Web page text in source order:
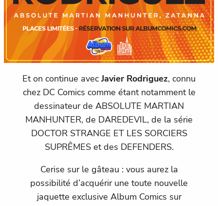
Et on continue avecJavier Rodriguez, connu
chez DC Comics comme étant notamment le
dessinateur de ABSOLUTE MARTIAN
MANHUNTER, de DAREDEVIL, de la série
DOCTOR STRANGE ET LES SORCIERS
SUPRÊMES et des DEFENDERS.
Cerise sur le gâteau : vous aurez la
possibilité d’acquérir une toute nouvelle
jaquette exclusive Album Comics sur